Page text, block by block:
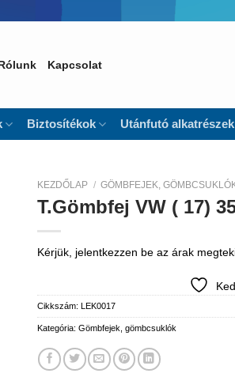
Kapcsolat
Biztosítékok Utánfutó alkatrészek
KEZDŐLAP / GÖMBFEJEK,
T.Gömbfej VW ( 17)
Kérjük, jelentkezzen be az árak
Cikkszám: LEK0017
Kategória: Gömbfejek, gömbcsuklók